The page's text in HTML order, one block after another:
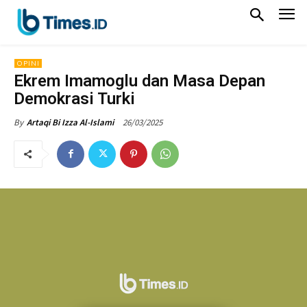
OPINI
Ekrem Imamoglu dan Masa Depan
Demokrasi Turki
By Artaqi Bi Izza Al-Islami 26/03/2025